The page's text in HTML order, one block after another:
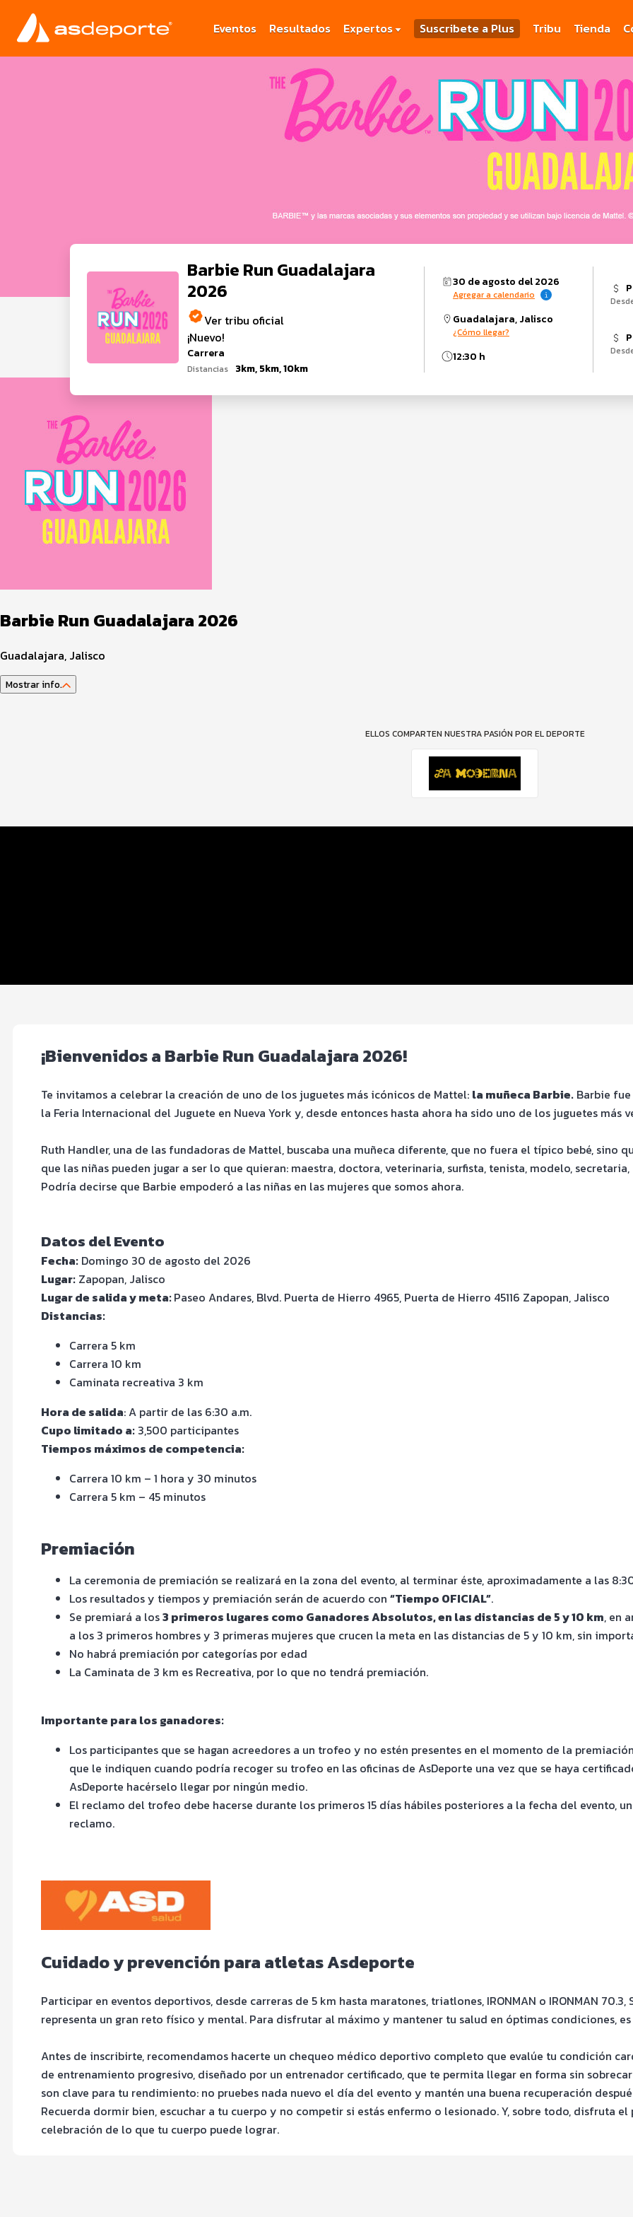
Eventos Resultados Expertos Suscribete a Plus Tribu Tienda
Barbie Run Guadalajara
2026
Ver tribu oficial
¡Nuevo!
Carrera
Distancias 3km, 5km, 10km
30 de agosto del 2026
Agregar a calendario
Guadalajara, Jalisco
¿Cómo llegar?
12:30 h
Barbie Run Guadalajara 2026
Guadalajara, Jalisco
Mostrar info.
ELLOS COMPARTEN NUESTRA PASIÓN POR EL DEPORTE
¡Bienvenidos a Barbie Run Guadalajara 2026!
Te invitamos a celebrar la creación de uno de los juguetes más icónicos de Mattel: la muñeca Barbie. Barbie
la Feria Internacional del Juguete en Nueva York y, desde entonces hasta ahora ha sido uno de los juguetes más
Ruth Handler, una de las fundadoras de Mattel, buscaba una muñeca diferente, que no fuera el típico bebé, sino
que las niñas pueden jugar a ser lo que quieran: maestra, doctora, veterinaria, surfista, tenista, modelo,
Podría decirse que Barbie empoderó a las niñas en las mujeres que somos ahora.
Datos del Evento
Fecha: Domingo 30 de agosto del 2026
Lugar: Zapopan, Jalisco
Lugar de salida y meta:Paseo Andares, Blvd. Puerta de Hierro 4965, Puerta de Hierro 45116 Zapopan, Jalisco
Distancias:
Carrera 5 km
Carrera 10 km
Caminata recreativa 3 km
Hora de salida: A partir de las 6:30 a.m.
Cupo limitado a: 3,500 participantes
Tiempos máximos de competencia:
Carrera 10 km – 1 hora y 30 minutos
Carrera 5 km – 45 minutos
Premiación
La ceremonia de premiación se realizará en la zona del evento, al terminar éste, aproximadamente a las
Los resultados y tiempos y premiación serán de acuerdo con “Tiempo OFICIAL”.
Se premiará a los3 primeros lugares como Ganadores Absolutos, en las distancias de 5 y 10 km, en
a los 3 primeros hombres y 3 primeras mujeres que crucen la meta en las distancias de 5 y 10 km, sin
No habrá premiación por categorías por edad
La Caminata de 3 km es Recreativa, por lo que no tendrá premiación.
Importante para los ganadores:
Los participantes que se hagan acreedores a un trofeo y no estén presentes en el momento de la
que le indiquen cuando podría recoger su trofeo en las oficinas de AsDeporte una vez que se haya
AsDeporte hacérselo llegar por ningún medio.
El reclamo del trofeo debe hacerse durante los primeros 15 días hábiles posteriores a la fecha del evento,
reclamo.
Cuidado y prevención para atletas Asdeporte
Participar en eventos deportivos, desde carreras de 5 km hasta maratones, triatlones, IRONMAN o IRONMAN
representa un gran reto físico y mental. Para disfrutar al máximo y mantener tu salud en óptimas condiciones,
Antes de inscribirte, recomendamos hacerte un chequeo médico deportivo completo que evalúe tu condición
de entrenamiento progresivo, diseñado por un entrenador certificado, que te permita llegar en forma sin
son clave para tu rendimiento: no pruebes nada nuevo el día del evento y mantén una buena recuperación
Recuerda dormir bien, escuchar a tu cuerpo y no competir si estás enfermo o lesionado. Y, sobre todo, disfruta
celebración de lo que tu cuerpo puede lograr.